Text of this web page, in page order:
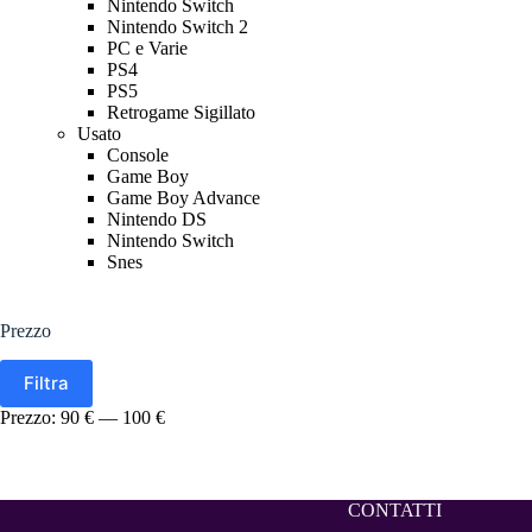
Nintendo Switch
Nintendo Switch 2
PC e Varie
PS4
PS5
Retrogame Sigillato
Usato
Console
Game Boy
Game Boy Advance
Nintendo DS
Nintendo Switch
Snes
Prezzo
Prezzo
Min
Prezzo
MaxFiltra
Prezzo: 90 € — 100 €
CONTATTI